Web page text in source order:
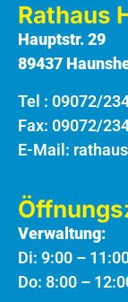
Rathaus
Hauptstr. 29
89437
Tel : 09072/
Fax: 09072/
E-Mail:
Verwaltung:
Di: 9:00 –
Do: 8:00 –